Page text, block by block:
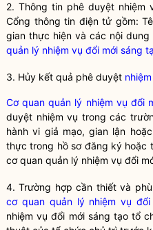
2. Thông tin phê duyệt
Cổng thông tin điện tử gồm:
gian thực hiện và các nội
quản lý nhiệm vụ đổi mới sáng
3. Hủy kết quả phê duyệt
Cơ quan quản lý nhiệm vụ đổi
duyệt nhiệm vụ trong các
hành vi giả mạo, gian lận
thực trong hồ sơ đăng ký hoặc
cơ quan quản lý nhiệm vụ đổi
4. Trường hợp cần thiết và
cơ quan quản lý nhiệm vụ
nhiệm vụ đổi mới sáng tạo tổ